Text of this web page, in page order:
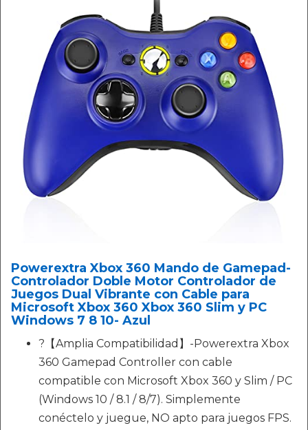
Powerextra Xbox 360 Mando de Gamepad-
Controlador Doble Motor Controlador de
Juegos Dual Vibrante con Cable para
Microsoft Xbox 360 Xbox 360 Slim y PC
Windows 7 8 10- Azul
?【Amplia Compatibilidad】-Powerextra Xbox
360 Gamepad Controller con cable
compatible con Microsoft Xbox 360 y Slim / PC
(Windows 10 / 8.1 / 8/7). Simplemente
conéctelo y juegue, NO apto para juegos FPS.